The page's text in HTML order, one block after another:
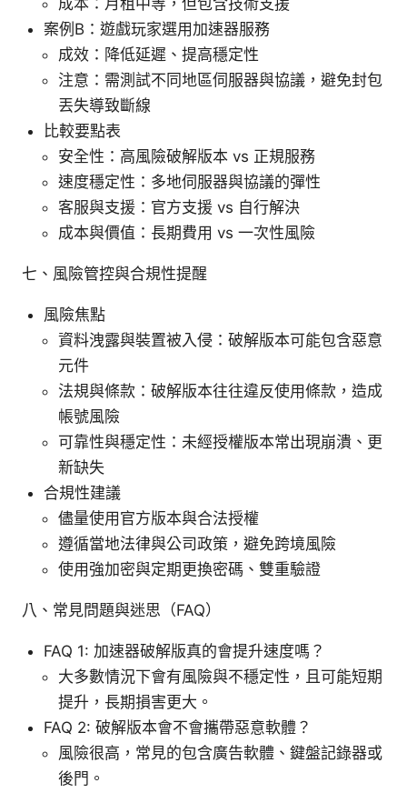
案例B：遊戲玩家選用加速器服務
成效：降低延遲、提高穩定性
注意：需測試不同地區伺服器與協議，避免封包
丟失導致斷線
比較要點表
安全性：高風險破解版本 vs 正規服務
速度穩定性：多地伺服器與協議的彈性
客服與支援：官方支援 vs 自行解決
成本與價值：長期費用 vs 一次性風險
七、風險管控與合規性提醒
風險焦點
資料洩露與裝置被入侵：破解版本可能包含惡意
元件
法規與條款：破解版本往往違反使用條款，造成
帳號風險
可靠性與穩定性：未經授權版本常出現崩潰、更
新缺失
合規性建議
儘量使用官方版本與合法授權
遵循當地法律與公司政策，避免跨境風險
使用強加密與定期更換密碼、雙重驗證
八、常見問題與迷思（FAQ）
FAQ 1: 加速器破解版真的會提升速度嗎？
大多數情況下會有風險與不穩定性，且可能短期
提升，長期損害更大。
FAQ 2: 破解版本會不會攜帶惡意軟體？
風險很高，常見的包含廣告軟體、鍵盤記錄器或
後門。